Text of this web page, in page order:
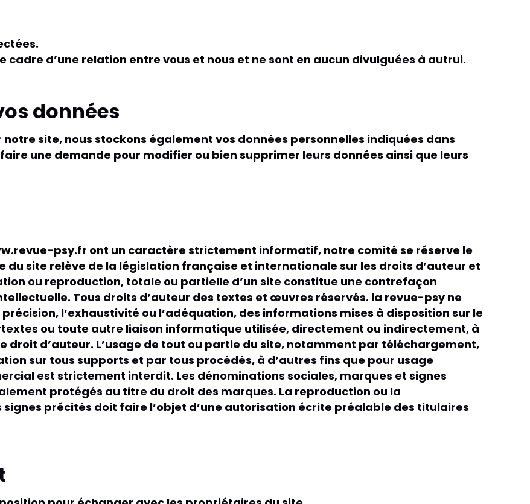
cadre d’une relation entre vous et nous et ne sont en aucun divulguées à autrui.
données
site, nous stockons également vos données personnelles indiquées dans
une demande pour modifier ou bien supprimer leurs données ainsi que leurs
psy.fr ont un caractère strictement informatif, notre comité se réserve le
du site relève de la législation française et internationale sur les droits d’auteur et
ou reproduction, totale ou partielle d’un site constitue une contrefaçon
Tous droits d’auteur des textes et œuvres réservés. la revue-psy ne
l’exhaustivité ou l’adéquation, des informations mises à disposition sur le
ou toute autre liaison informatique utilisée, directement ou indirectement, à
droit d’auteur. L’usage de tout ou partie du site, notamment par téléchargement,
sur tous supports et par tous procédés, à d’autres fins que pour usage
est strictement interdit. Les dénominations sociales, marques et signes
protégés au titre du droit des marques. La reproduction ou la
précités doit faire l’objet d’une autorisation écrite préalable des titulaires